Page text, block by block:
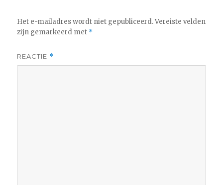
Het e-mailadres wordt niet gepubliceerd. Vereiste velden
zijn gemarkeerd met *
REACTIE *